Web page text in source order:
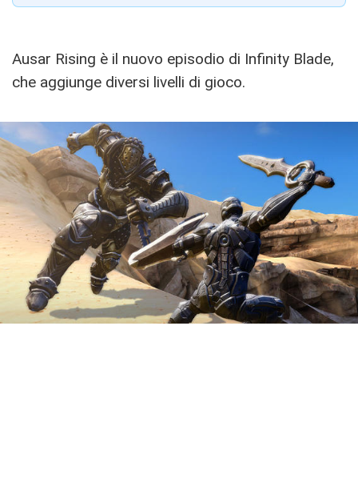
Ausar Rising è il nuovo episodio di Infinity Blade,
che aggiunge diversi livelli di gioco.